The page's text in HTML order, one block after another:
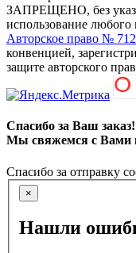
ЗАПРЕЩЕНО, без
использование любого
Авторское право №
конвенцией,
защите авторского
Спасибо за Ваш заказ!
Мы свяжемся с Вами
Спасибо за отправку
×
Нашли